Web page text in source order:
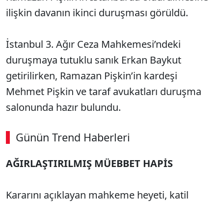
ilişkin davanın ikinci duruşması görüldü.
İstanbul 3. Ağır Ceza Mahkemesi’ndeki
duruşmaya tutuklu sanık Erkan Baykut
getirilirken, Ramazan Pişkin’in kardeşi
Mehmet Pişkin ve taraf avukatları duruşma
salonunda hazır bulundu.
Günün Trend Haberleri
00:03 / 06:57
AĞIRLAŞTIRILMIŞ MÜEBBET HAPİS
Kararını açıklayan mahkeme heyeti, katil